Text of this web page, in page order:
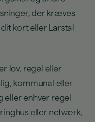
der kræves
kort eller Larstal-
lov, regel eller
kommunal eller
eller enhver regel
eller netværk,